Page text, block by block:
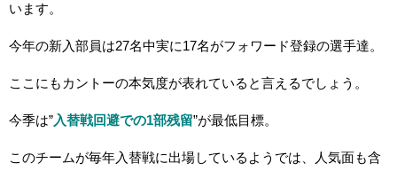
います。
今年の新入部員は27名中実に17名がフォワード登録の選手達。
ここにもカントーの本気度が表れていると言えるでしょう。
今季は” 入替戦回避での1部残留”が最低目標。
このチームが毎年入替戦に出場しているようでは、人気面も含